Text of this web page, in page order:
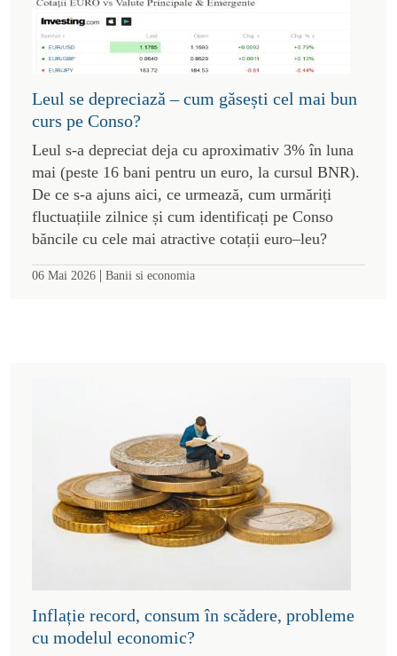
Leul se depreciază – cum găsești cel mai bun
curs pe Conso?
Leul s-a depreciat deja cu aproximativ 3% în luna
mai (peste 16 bani pentru un euro, la cursul BNR).
De ce s-a ajuns aici, ce urmează, cum urmăriți
fluctuațiile zilnice și cum identificați pe Conso
băncile cu cele mai atractive cotații euro–leu?
06 Mai 2026 | Banii si economia
Inflație record, consum în scădere, probleme
cu modelul economic?